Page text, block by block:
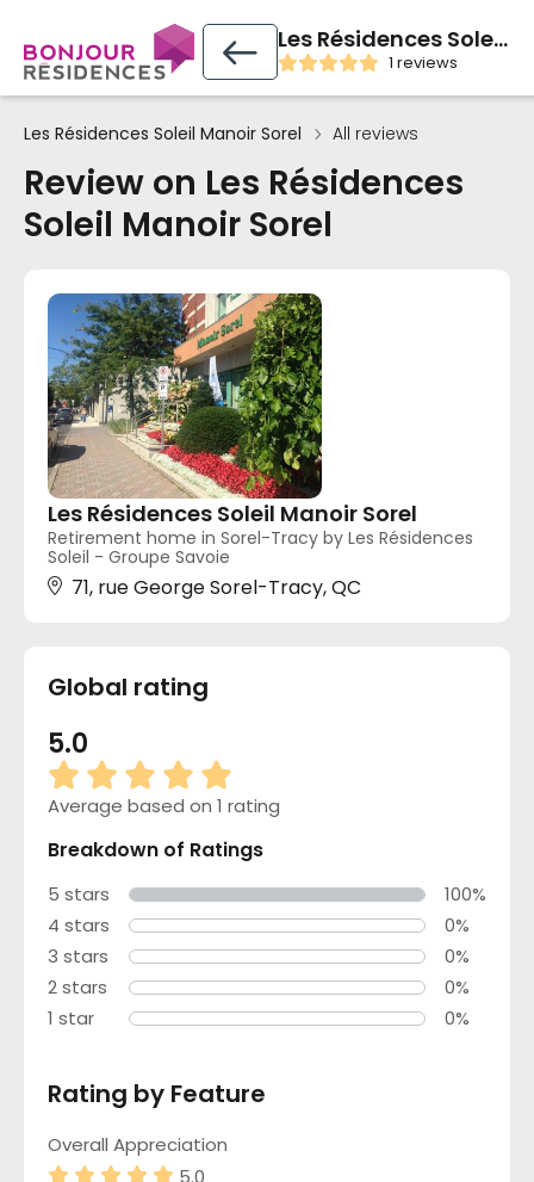
Les Résidences Soleil Manoir Sorel
1 reviews
Les Résidences Soleil Manoir Sorel All reviews
Review on Les Résidences
Soleil Manoir Sorel
Les Résidences Soleil Manoir Sorel
Retirement home in Sorel-Tracy by Les Résidences
Soleil - Groupe Savoie
71, rue George Sorel-Tracy, QC
Global rating
5.0
Average based on 1 rating
Breakdown of Ratings
5 stars
100%
4 stars
0%
3 stars
0%
2 stars
0%
1 star
0%
Rating by Feature
Overall Appreciation